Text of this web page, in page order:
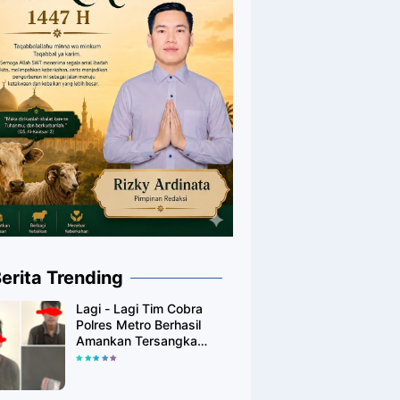
Trending
Lagi - Lagi Tim Cobra
Polres Metro Berhasil
Amankan Tersangka
Yang Diduga Pengguna